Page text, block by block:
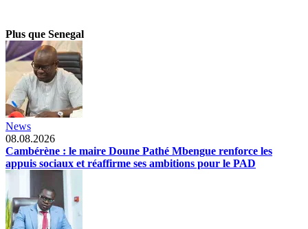
Plus que Senegal
News
08.08.2026
Cambérène : le maire Doune Pathé Mbengue renforce les
appuis sociaux et réaffirme ses ambitions pour le PAD